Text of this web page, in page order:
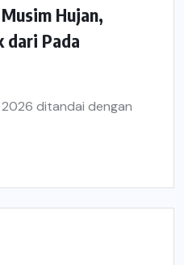
Hujan,
dari Pada
2026 ditandai dengan